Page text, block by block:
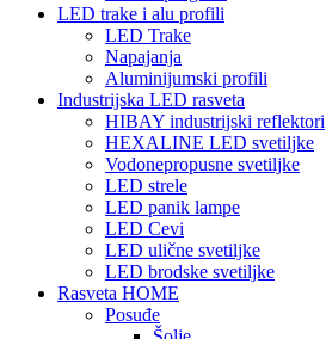
LED trake i alu profili
LED Trake
Napajanja
Aluminijumski profili
Industrijska LED rasveta
HIBAY industrijski reflektori
HEXALINE LED svetiljke
Vodonepropusne svetiljke
LED strele
LED panik lampe
LED Cevi
LED ulične svetiljke
LED brodske svetiljke
Rasveta HOME
Posuđe